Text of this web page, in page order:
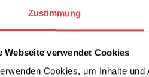
Zustimmung
Webseite verwendet Cookies
Cookies, um Inhalte
gesunde Sitzhaltung und sorgt
hochwertigem PPC- und PPH-
39 cm, Sitzhöhe: 38/42/46 cm.
und ermöglicht
für verschiedene